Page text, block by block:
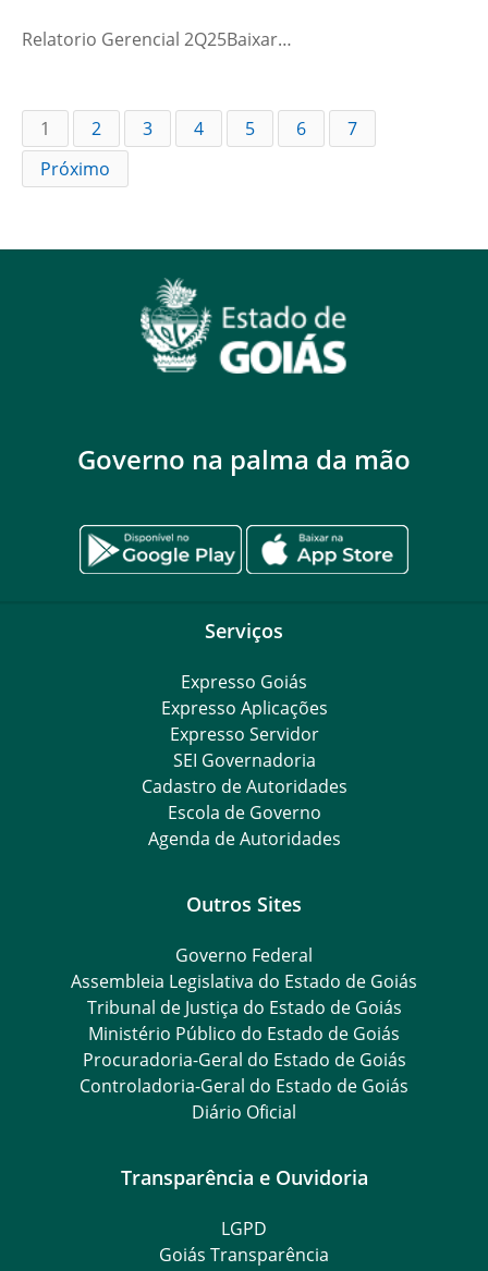
Relatorio Gerencial 2Q25Baixar…
1 2 3 4 5 6
7
Próximo
Governo na palma da mão
Serviços
Expresso Goiás
Expresso Aplicações
Expresso Servidor
SEI Governadoria
Cadastro de Autoridades
Escola de Governo
Agenda de Autoridades
Outros Sites
Governo Federal
Assembleia Legislativa do Estado de Goiás
Tribunal de Justiça do Estado de Goiás
Ministério Público do Estado de Goiás
Procuradoria-Geral do Estado de Goiás
Controladoria-Geral do Estado de Goiás
Diário Oficial
Transparência e Ouvidoria
LGPD
Goiás Transparência